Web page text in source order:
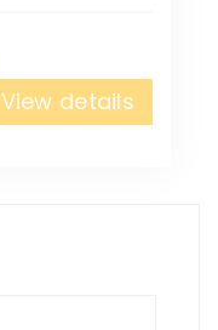
View details